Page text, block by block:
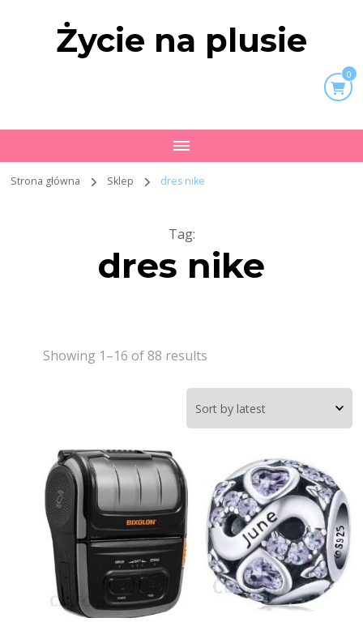
Życie na plusie
0
Strona główna Sklep dres nike
Tag:
dres nike
Showing 1–16 of 88 results